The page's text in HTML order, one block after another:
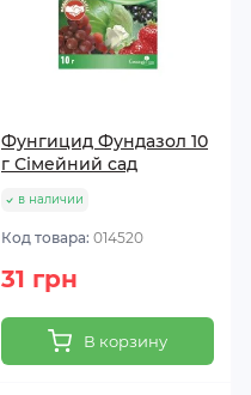
Фунгицид Фундазол 10
г Сімейний сад
в наличии
Код товара: 014520
31 грн
В корзину